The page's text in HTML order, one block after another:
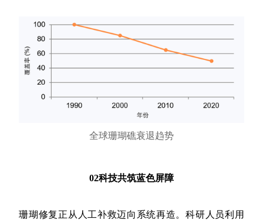
全球珊瑚礁衰退趋势
02科技共筑蓝色屏障
珊瑚修复正从人工补救迈向系统再造。科研人员利用